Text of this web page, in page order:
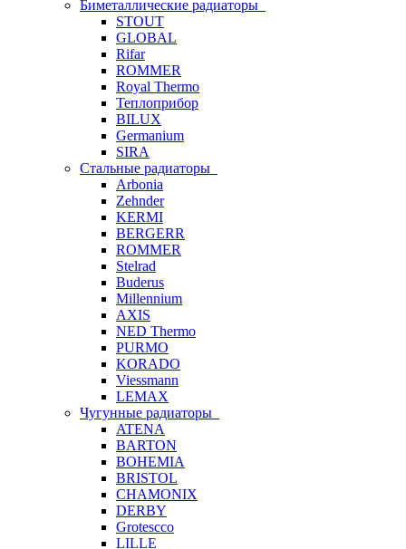
Биметаллические радиаторы
STOUT
GLOBAL
Rifar
ROMMER
Royal Thermo
Теплоприбор
BILUX
Germanium
SIRA
Стальные радиаторы
Arbonia
Zehnder
KERMI
BERGERR
ROMMER
Stelrad
Buderus
Millennium
AXIS
NED Thermo
PURMO
KORADO
Viessmann
LEMAX
Чугунные радиаторы
ATENA
BARTON
BOHEMIA
BRISTOL
CHAMONIX
DERBY
Grotescco
LILLE